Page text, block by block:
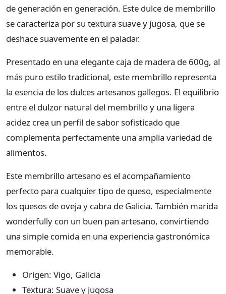
de generación en generación. Este dulce de membrillo
se caracteriza por su textura suave y jugosa, que se
deshace suavemente en el paladar.
Presentado en una elegante caja de madera de 600g, al
más puro estilo tradicional, este membrillo representa
la esencia de los dulces artesanos gallegos. El equilibrio
entre el dulzor natural del membrillo y una ligera
acidez crea un perfil de sabor sofisticado que
complementa perfectamente una amplia variedad de
alimentos.
Este membrillo artesano es el acompañamiento
perfecto para cualquier tipo de queso, especialmente
los quesos de oveja y cabra de Galicia. También marida
wonderfully con un buen pan artesano, convirtiendo
una simple comida en una experiencia gastronómica
memorable.
Origen: Vigo, Galicia
Textura: Suave y jugosa